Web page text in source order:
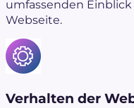
umfassenden
Webseite.
Verhalten der